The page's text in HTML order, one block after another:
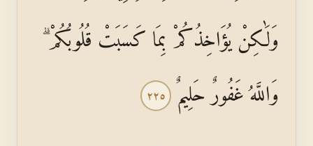
وَلَٰكِنْ يُؤَاخِذُكُمْ بِمَا كَسَبَتْ قُلُوبُكُمْ ۗ
وَاللَّهُ غَفُورٌ حَلِيمٌ ٢٢٥